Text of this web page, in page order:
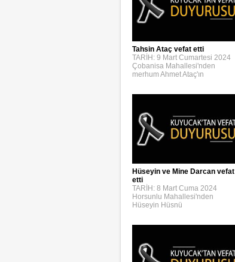
Tahsin Ataç vefat etti
TARİH: 9 Mart Cumartesi 2024
Çobanisa Mahallesi'nden
merhum Ahmet Ataç'ın
Hüseyin ve Mine Darcan vefat
etti
TARİH: 8 Mart Cuma 2024
Horsunlu Mahallesi'nden
Hüseyin Hüsnü